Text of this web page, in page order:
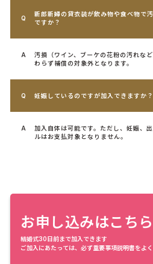
新郎新婦の貸衣装が飲み物や食べ物で
ですか？
汚損（ワイン、ブーケの花粉の汚れな
わらず補償の対象外となります。
妊娠しているのですが加入できますか？
加入自体は可能です。ただし、妊娠、
ルはお支払対象となりません。
お申し込みはこちら
結婚式30日前まで加入できます
ご加入にあたっては、必ず重要事項説明書をよ